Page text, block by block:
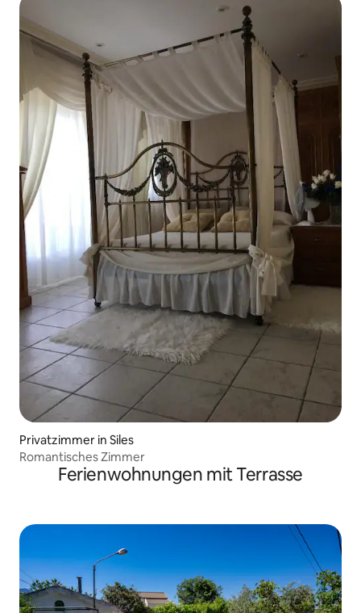
Privatzimmer in Siles
Romantisches Zimmer
Ferienwohnungen mit Terrasse